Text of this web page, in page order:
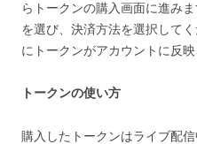
らトークンの購入画面に進み
を選び、決済方法を選択して
にトークンがアカウントに反映
トークンの使い方
購入したトークンはライブ配